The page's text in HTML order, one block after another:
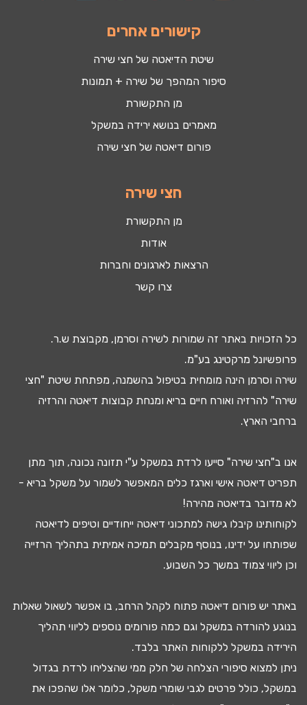
קישורים אחרים
שיטת הדיאטה של חצי שירה
סיפור המהפך של שירה + תמונות
מן התקשורת
מאמרים בנושא ירידה במשקל
פורום דיאטה של חצי שירה
חצי שירה
מן התקשורת
אודות
הרצאות לארגונים וחברות
צרו קשר
כל הזכויות באתר זה שמורות לשירה וסרמן, מקבוצת ש.ר.
פרופשיונל מרקטינג בע"מ.
שירה וסרמן הינה מומחית בטיפול בהשמנה, מפתחת שיטת "חצי
שירה" להרזיה ואורח חיים בריא ומנחת קבוצות דיאטה והרזיה
ברחבי הארץ.
אנו ב"חצי שירה" סייעו לרדת במשקל ע"י תזונה נכונה, תוך מתן
תפריט דיאטה אישי וארגז כלים המאפשר לשמור על משקל בריא -
לא מדובר בדיאטה מהירה!
לקוחותינו קיבלו גישה למתכוני דיאטה ייחודיים וטיפים לדיאטה
שפותחו על ידינו, בנוסף מקבלים תמיכה אמיתית בתהליך הרזייה
וכן ליווי צמוד במשך כל השבוע.
באתר יש פורום דיאטה פתוח לקהל הרחב, בו אפשר לשאול שאלות
בנוגע להורדה במשקל וגם כמה פורומים נוספים לליווי תהליך
הירידה במשקל ללקוחות האתר בלבד.
ניתן למצוא סיפורי הצלחה של חלק ממי שהצליחו לרדת בגדול
במשקל, כולל פרטים לגבי שומרי משקל, כלומר אלו שהפכו את